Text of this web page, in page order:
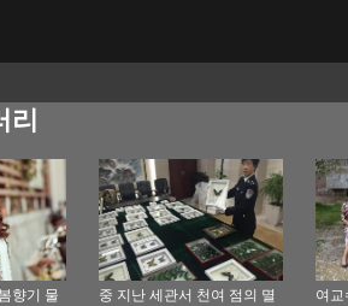
리
향기 물
중 지난 세관서 천여 점의 멸
여교